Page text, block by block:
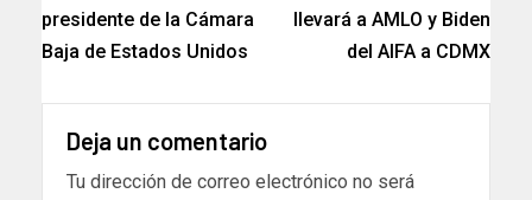
presidente de la Cámara
Baja de Estados Unidos
llevará a AMLO y Biden
del AIFA a CDMX
Deja un comentario
Tu dirección de correo electrónico no será